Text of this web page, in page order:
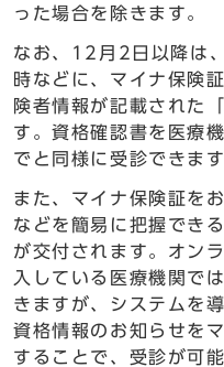
った場合を除きます。
なお、12月2日以降は
時などに、マイナ保険
険者情報が記載された
す。資格確認書を医療
でと同様に受診できます
また、マイナ保険証を
などを簡易に把握でき
が交付されます。オン
入している医療機関で
きますが、システムを
資格情報のお知らせを
することで、受診が可